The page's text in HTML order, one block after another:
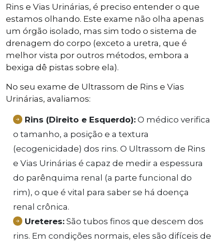
Rins e Vias Urinárias, é preciso entender o que
estamos olhando. Este exame não olha apenas
um órgão isolado, mas sim todo o sistema de
drenagem do corpo (exceto a uretra, que é
melhor vista por outros métodos, embora a
bexiga dê pistas sobre ela).
No seu exame de Ultrassom de Rins e Vias
Urinárias, avaliamos:
Rins (Direito e Esquerdo): O médico verifica
o tamanho, a posição e a textura
(ecogenicidade) dos rins. O Ultrassom de Rins
e Vias Urinárias é capaz de medir a espessura
do parênquima renal (a parte funcional do
rim), o que é vital para saber se há doença
renal crônica.
Ureteres: São tubos finos que descem dos
rins. Em condições normais, eles são difíceis de